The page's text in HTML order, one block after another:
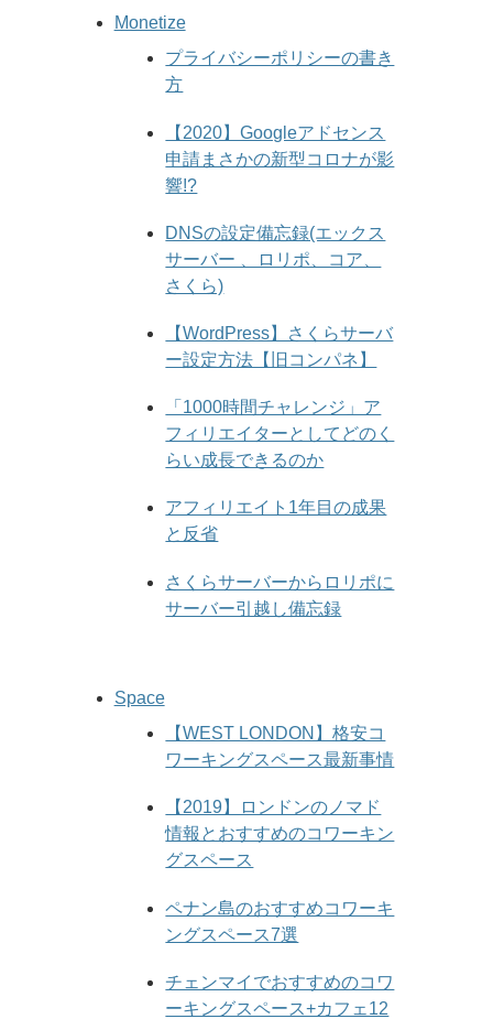
Monetize
プライバシーポリシーの書き
方
【2020】Googleアドセンス
申請まさかの新型コロナが影
響!?
DNSの設定備忘録(エックス
サーバー 、ロリポ、コア、
さくら)
【WordPress】さくらサーバ
ー設定方法【旧コンパネ】
「1000時間チャレンジ」ア
フィリエイターとしてどのく
らい成長できるのか
アフィリエイト1年目の成果
と反省
さくらサーバーからロリポに
サーバー引越し備忘録
Space
【WEST LONDON】格安コ
ワーキングスペース最新事情
【2019】ロンドンのノマド
情報とおすすめのコワーキン
グスペース
ペナン島のおすすめコワーキ
ングスペース7選
チェンマイでおすすめのコワ
ーキングスペース+カフェ12